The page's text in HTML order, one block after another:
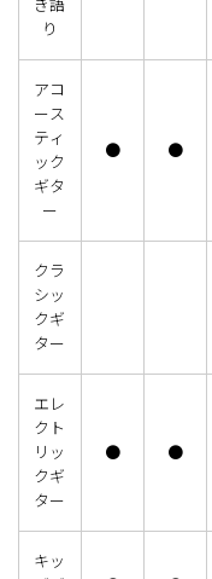
り
アコ
ース
ティ
ック
ギタ
ー
● ●
クラ
シッ
クギ
ター
エレ
クト
リッ
クギ
ター
● ●
キッ